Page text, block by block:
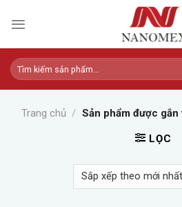
Tìm
kiếm:
Trang chủ / Sản phẩm được gắn
LỌC